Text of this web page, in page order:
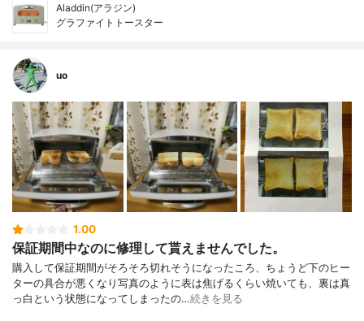
Aladdin(アラジン)
グラファイトトースター
uo
1.00
保証期間中なのに修理して貰えませんでした。
購入して保証期間がそろそろ切れそうになったころ、ちょうど下のヒー
ターの具合が悪くなり写真のように表は焦げるくらい焼いても、裏は真
っ白という状態になってしまったの…続きを見る